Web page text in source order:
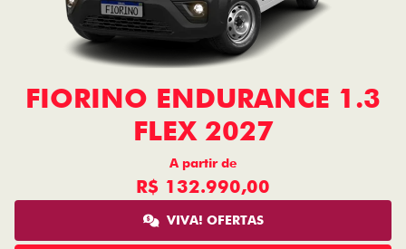
FIORINO ENDURANCE 1.3
FLEX 2027
A partir de
R$ 132.990,00
VIVA! OFERTAS